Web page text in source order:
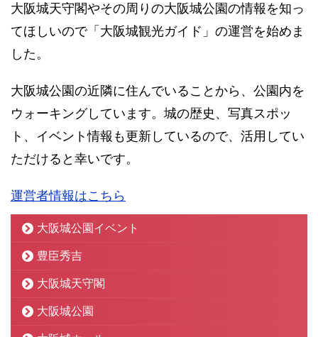
大阪城天守閣やその周りの大阪城公園の情報を知っ
てほしいので「大阪城観光ガイド」の運営を始めま
した。
大阪城公園の近隣に住んでいることから、公園内を
ウォーキングしています。城の歴史、写真スポッ
ト、イベント情報も更新しているので、活用してい
ただけると幸いです。
運営者情報はこちら
大阪城公園イベント
豊臣秀吉
大阪城天守閣
大阪城公園